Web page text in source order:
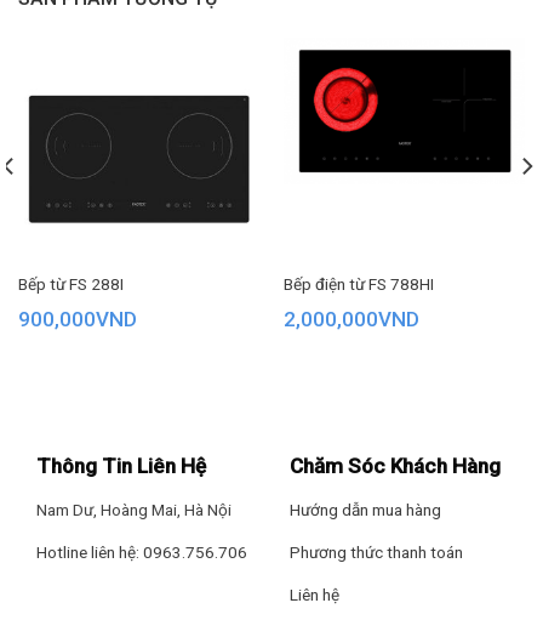
Máy hút mùi Junger được trang bị điều khiển không chạm,
bằng thao tác vẫy tay tránh dầu mỡ khi đang nấu ăn, đảm
bảo vệ sinh, dễ dàng lau chùi làm sạch máy sau mỗi lần nấu
Bếp từ FS 288I
900,000VND
Bếp điện từ FS 788HI
2,000,000VND
Thông Tin Liên Hệ
Nam Dư, Hoàng Mai, Hà Nội
Hotline liên hệ: 0963.756.706
Chăm Sóc Khách Hàng
Hướng dẫn mua hàng
Phương thức thanh toán
Liên hệ